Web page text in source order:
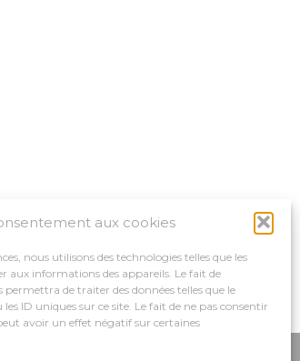
aux cookies
nous utilisons des technologies telles que les
aux informations des appareils. Le fait de
de traiter des données telles que le
ID uniques sur ce site. Le fait de ne pas consentir
avoir un effet négatif sur certaines